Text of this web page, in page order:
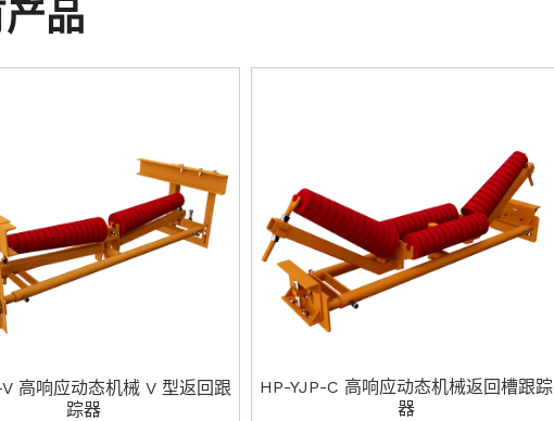
惰轮
品
高响应动态机械 V 型返回跟
踪器
HP-YJP-C 高响应动态机械返回槽跟踪
器